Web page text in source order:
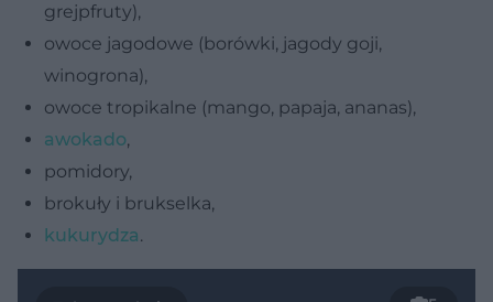
grejpfruty),
owoce jagodowe (borówki, jagody goji,
winogrona),
owoce tropikalne (mango, papaja, ananas),
awokado,
pomidory,
brokuły i brukselka,
kukurydza.